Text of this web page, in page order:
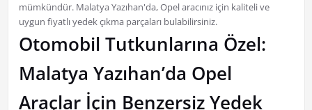
mümkündür. Malatya Yazıhan'da, Opel aracınız için kaliteli ve
uygun fiyatlı yedek çıkma parçaları bulabilirsiniz.
Otomobil Tutkunlarına Özel:
Malatya Yazıhan’da Opel
Araçlar İçin Benzersiz Yedek